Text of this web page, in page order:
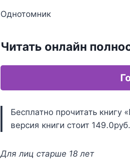
Однотомник
Читать онлайн
Бесплатно прочитать книгу
версия книги стоит 149.0руб.
Для лиц старше 18 лет